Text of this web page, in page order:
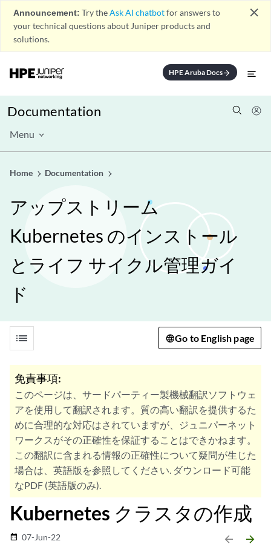
Announcement: Try theAsk AI chatbotfor answers to
your technical questions about Juniper products and
solutions.
close
HPE Aruba Docsarrow_forward
Documentation
Menu
Home Documentation
アップストリーム
Kubernetes のインストール
とライフ サイクル管理ガイ
ド
list Go to English page
免責事項:
このページは、サードパーティー製機械翻訳ソフトウェ
アを使用して翻訳されます。質の高い翻訳を提供するた
めに合理的な対応はされていますが、ジュニパーネット
ワークスがその正確性を保証することはできかねます。
この翻訳に含まれる情報の正確性について疑問が生じた
場合は、英語版を参照してください. ダウンロード可能
なPDF (英語版のみ).
Kubernetes クラスタの作成
date_range 07-Jun-22 arrow_backward arrow_forward